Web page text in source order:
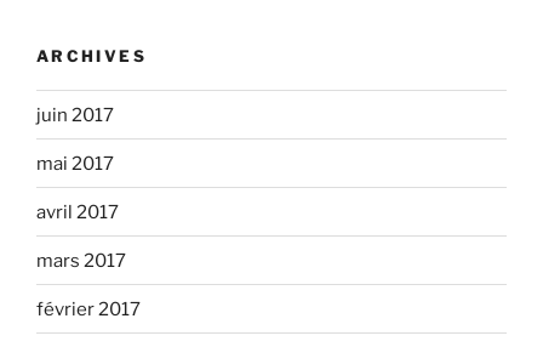
ARCHIVES
juin 2017
mai 2017
avril 2017
mars 2017
février 2017